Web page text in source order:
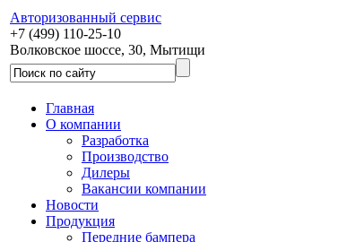
Авторизованный сервис
+7 (499) 110-25-10
Волковское шоссе, 30, Мытищи
Главная
О компании
Разработка
Производство
Дилеры
Вакансии компании
Новости
Продукция
Передние бампера